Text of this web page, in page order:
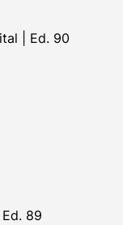
| Ed. 90
89